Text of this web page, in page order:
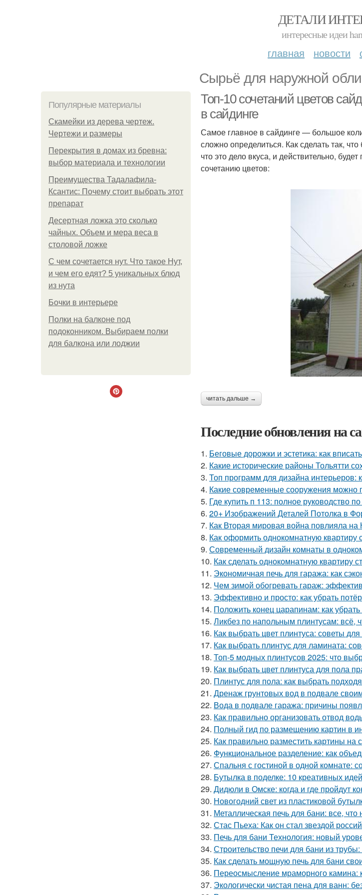
ДЕТАЛИ
интересные идеи
главная новости
Сырьё для наружной
Популярные материалы
Скамейки из дерева чертеж.
Чертежи и размеры
Перекрытия в домах из бревна:
выбор материала и технологии
Преимущества Тадалафила-
Ксантис: Почему стоит выбрать этот
препарат
Десертная ложка это сколько
чайных. Объем и мера веса в
столовой ложке
С чем сочетается нут. Что такое Нут,
и чем его едят? 5 уникальных блюд
из нута
Бочки в интерьере
Полки на балконе под
подоконником. Выбираем полки
для балкона или лоджии
Топ-10 сочетаний цветов
в сайдинге
Самое главное в сайдинге — большое
сложно определиться. Как сделать так,
что это дело вкуса, и действительно,
сочетанию цветов:
читать дальше →
Последние обновления на
1. Беговые дорожки и эстетика: как
2. Какие исторические районы Тольятти
3. Топ программ для дизайна
4. Какие современные сооружения можно
5. Где купить п 113: полное руководство
6. 20+ Изображений Деталей Потолка в
7. Как Вторая мировая война повлияла на
8. Как оформить однокомнатную квартиру
9. Современный дизайн комнаты в
10. Как сделать однокомнатную квартиру
11. Экономичная печь для гаража: как
12. Чем зимой обогревать гараж:
13. Эффективно и просто: как убрать
14. Положить конец царапинам: как
15. Ликбез по напольным плинтусам: всё,
16. Как выбрать цвет плинтуса: советы
17. Как выбрать плинтус для ламината:
18. Топ-5 модных плинтусов 2025: что
19. Как выбрать цвет плинтуса для пола
20. Плинтус для пола: как выбрать
21. Дренаж грунтовых вод в подвале
22. Вода в подвале гаража: причины
23. Как правильно организовать отвод
24. Полный гид по размещению картин в
25. Как правильно разместить картины на
26. Функциональное разделение: как
27. Спальня с гостиной в одной комнате:
28. Бутылка в поделке: 10 креативных
29. Дидюли в Омске: когда и где пройдут
30. Новогодний свет из пластиковой
31. Металлическая печь для бани: все,
32. Стас Пьеха: Как он стал звездой
33. Печь для бани Технология: новый
34. Строительство печи для бани из
35. Как сделать мощную печь для бани
36. Переосмысление мраморного камина:
37. Экологически чистая пена для ванн: